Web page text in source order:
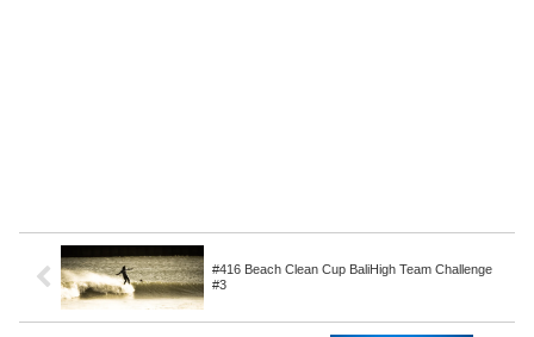
#416 Beach Clean Cup BaliHigh Team Challenge
#3